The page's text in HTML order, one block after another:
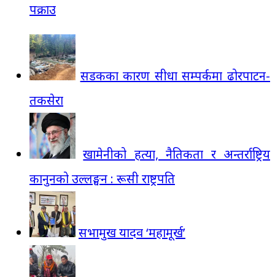
पक्राउ
सडकका कारण सीधा सम्पर्कमा ढोरपाटन-
तकसेरा
खामेनीको हत्या, नैतिकता र अन्तर्राष्ट्रिय
कानुनको उल्लङ्घन : रूसी राष्ट्रपति
सभामुख यादव ‘महामूर्ख’